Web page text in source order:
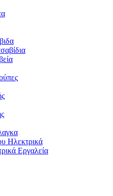
Ηλεκτρικά
Εργαλεία